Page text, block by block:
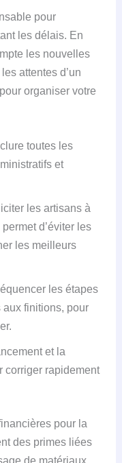
pour
les délais. En
les nouvelles
attentes d’un
organiser votre
toutes les
et
les artisans à
d’éviter les
les meilleurs
les étapes
finitions, pour
et la
corriger rapidement
pour la
des primes liées
de matériaux